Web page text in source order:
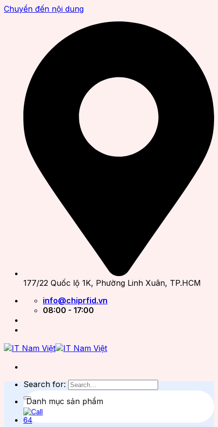
Chuyển đến nội dung
177/22 Quốc lộ 1K, Phường Linh Xuân, TP.HCM
info@chiprfid.vn
08:00 - 17:00
Search for:
Danh mục sản phẩm